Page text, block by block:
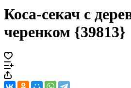
Коса-секач с
черенком {39813}